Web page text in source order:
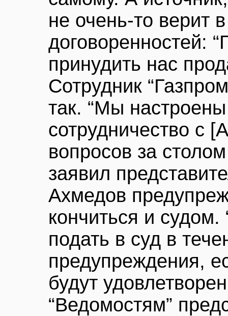
не очень-то верит
договоренностей:
принудить нас
Сотрудник
так. “Мы
сотрудничество с
вопросов за
заявил
Ахмедов
кончиться и
подать в суд в
предупреждения,
будут
“Ведомостям”